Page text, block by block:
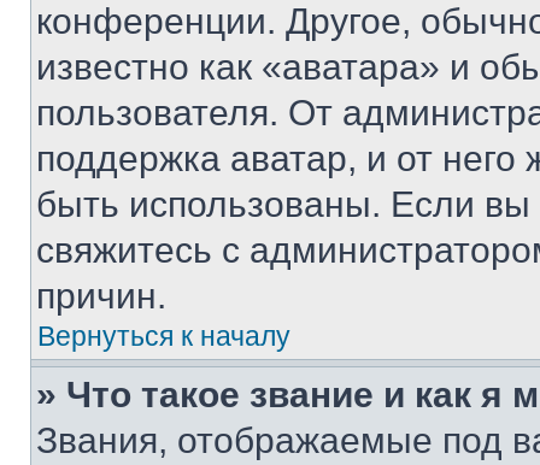
конференции. Другое,
известно как «аватара» и
пользователя. От
поддержка аватар, и от него
быть использованы. Если
свяжитесь с
причин.
Вернуться к началу
» Что такое звание и как я
Звания, отображаемые под